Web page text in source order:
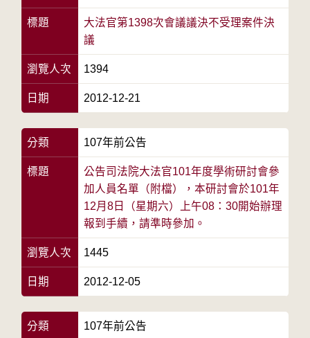
標題
大法官第1398次會議議決不受理案件決
議
瀏覽人次 1394
日期 2012-12-21
分類 107年前公告
標題
公告司法院大法官101年度學術研討會參
加人員名單（附檔），本研討會於101年
12月8日（星期六）上午08：30開始辦理
報到手續，請準時參加。
瀏覽人次 1445
日期 2012-12-05
分類 107年前公告